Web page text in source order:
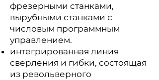
фрезерными станками,
вырубными станками с
числовым программным
управлением.
интегрированная линия
сверления и гибки, состоящая
из револьверного